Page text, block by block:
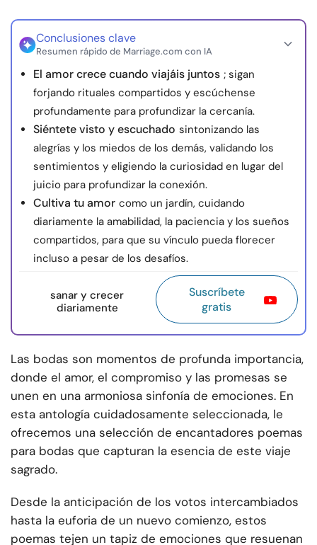
nosotros
© Copyright 2026. Todos los derechos reservados.
Conclusiones clave
Resumen rápido de Marriage.com con IA
El amor crece cuando viajáis juntos ; sigan
forjando rituales compartidos y escúchense
profundamente para profundizar la cercanía.
Siéntete visto y escuchado sintonizando las
alegrías y los miedos de los demás, validando los
sentimientos y eligiendo la curiosidad en lugar del
juicio para profundizar la conexión.
Cultiva tu amor como un jardín, cuidando
diariamente la amabilidad, la paciencia y los sueños
compartidos, para que su vínculo pueda florecer
incluso a pesar de los desafíos.
sanar y crecer
diariamente
Suscríbete
gratis
Las bodas son momentos de profunda importancia,
donde el amor, el compromiso y las promesas se
unen en una armoniosa sinfonía de emociones. En
esta antología cuidadosamente seleccionada, le
ofrecemos una selección de encantadores poemas
para bodas que capturan la esencia de este viaje
sagrado.
Desde la anticipación de los votos intercambiados
hasta la euforia de un nuevo comienzo, estos
poemas tejen un tapiz de emociones que resuenan